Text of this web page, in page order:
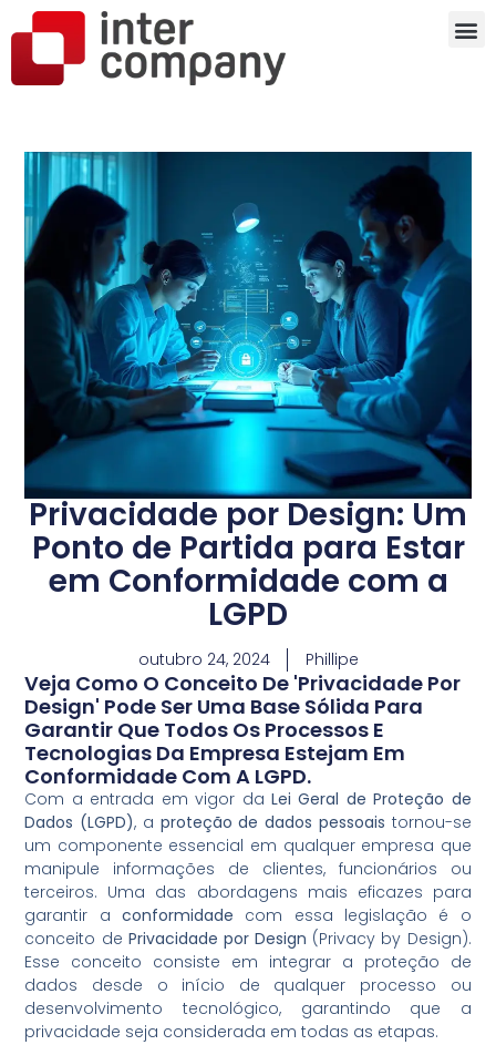
Privacidade por Design: Um
Ponto de Partida para Estar
em Conformidade com a
LGPD
outubro 24, 2024 Phillipe
Veja Como O Conceito De 'Privacidade Por
Design' Pode Ser Uma Base Sólida Para
Garantir Que Todos Os Processos E
Tecnologias Da Empresa Estejam Em
Conformidade Com A LGPD.
Com a entrada em vigor da Lei Geral de Proteção de
Dados (LGPD), a proteção de dados pessoais tornou-se
um componente essencial em qualquer empresa que
manipule informações de clientes, funcionários ou
terceiros. Uma das abordagens mais eficazes para
garantir aconformidade com essa legislação é o
conceito de Privacidade por Design (Privacy by Design).
Esse conceito consiste em integrar a proteção de
dados desde o início de qualquer processo ou
desenvolvimento tecnológico, garantindo que a
privacidade seja considerada em todas as etapas.